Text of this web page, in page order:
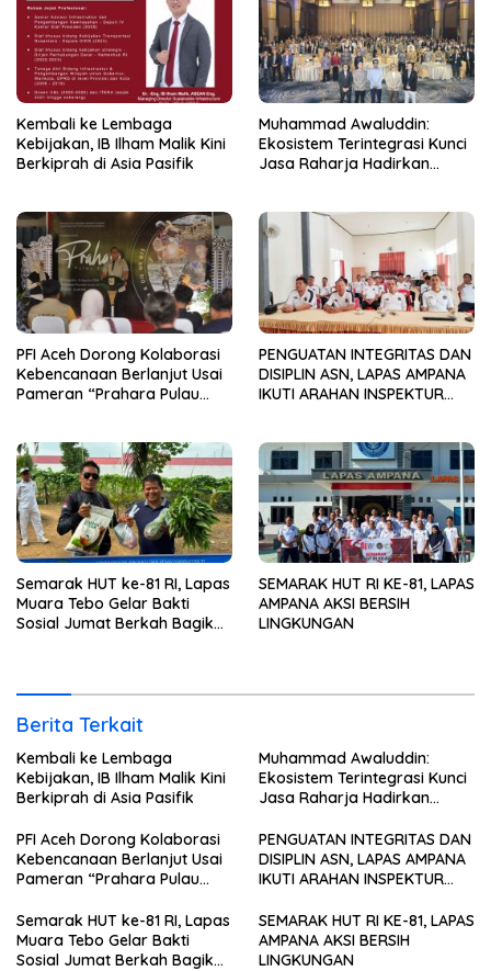
Kembali ke Lembaga
Kebijakan, IB Ilham Malik Kini
Berkiprah di Asia Pasifik
Muhammad Awaluddin:
Ekosistem Terintegrasi Kunci
Jasa Raharja Hadirkan
PFI Aceh Dorong Kolaborasi
Kebencanaan Berlanjut Usai
Pameran “Prahara Pulau
PENGUATAN INTEGRITAS DAN
DISIPLIN ASN, LAPAS AMPANA
IKUTI ARAHAN INSPEKTUR
Semarak HUT ke-81 RI, Lapas
Muara Tebo Gelar Bakti
Sosial Jumat Berkah Bagikan
SEMARAK HUT RI KE-81, LAPAS
AMPANA AKSI BERSIH
LINGKUNGAN
Berita Terkait
Kembali ke Lembaga
Kebijakan, IB Ilham Malik Kini
Berkiprah di Asia Pasifik
Muhammad Awaluddin:
Ekosistem Terintegrasi Kunci
Jasa Raharja Hadirkan
masyarakat
PFI Aceh Dorong Kolaborasi
Kebencanaan Berlanjut Usai
Pameran “Prahara Pulau
PENGUATAN INTEGRITAS DAN
DISIPLIN ASN, LAPAS AMPANA
IKUTI ARAHAN INSPEKTUR
KEMENIMIPAS
Semarak HUT ke-81 RI, Lapas
Muara Tebo Gelar Bakti
Sosial Jumat Berkah Bagikan
SEMARAK HUT RI KE-81, LAPAS
AMPANA AKSI BERSIH
LINGKUNGAN